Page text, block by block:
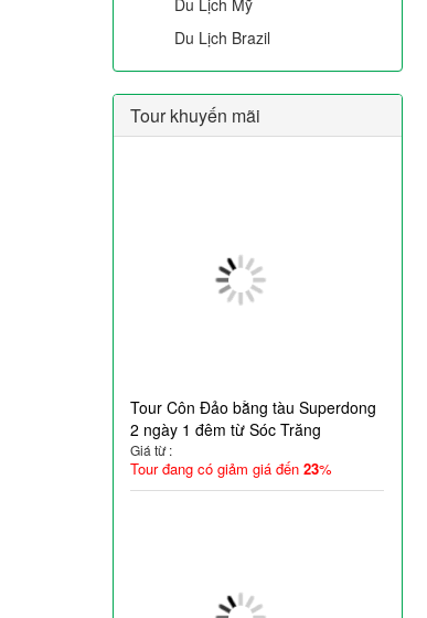
Du Lịch Mỹ
Du Lịch Brazil
Tour khuyến mãi
Tour Côn Đảo bằng tàu Superdong
2 ngày 1 đêm từ Sóc Trăng
Giá từ :
Tour đang có giảm giá đến 23%